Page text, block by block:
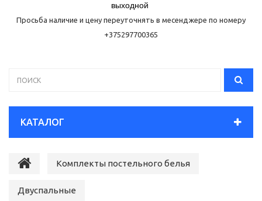
выходной
Просьба наличие и цену переуточнять в месенджере по номеру
+375297700365
КАТАЛОГ
Комплекты постельного белья
Двуспальные